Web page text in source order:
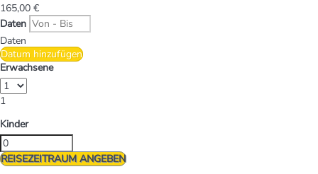
165,00 €
Daten
Daten
Datum hinzufügen
Erwachsene
1
Kinder
REISEZEITRAUM ANGEBEN